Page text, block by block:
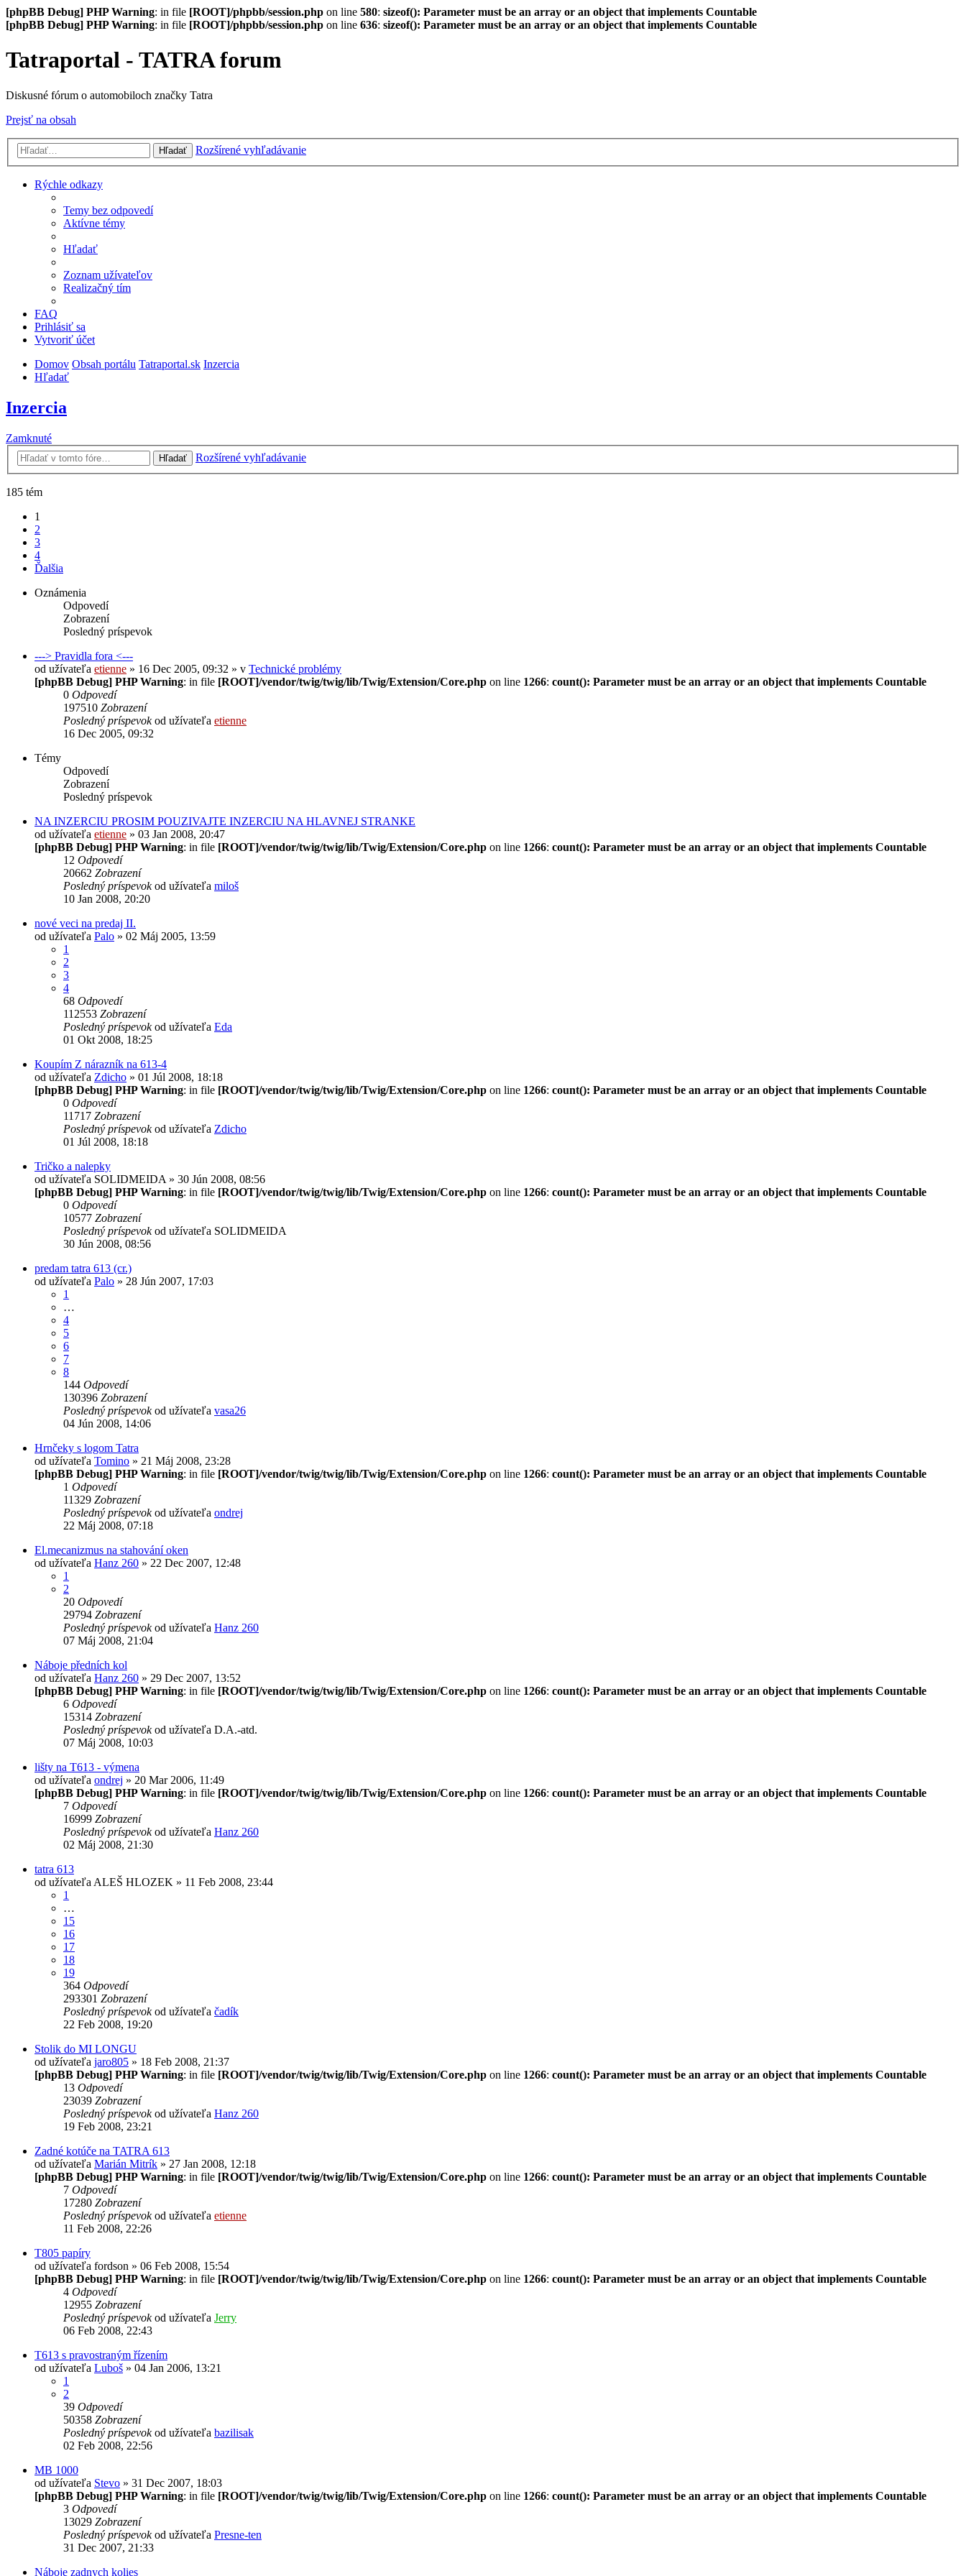
[phpBB Debug] PHP Warning: in file [ROOT]/phpbb/session.php on line 580: sizeof(): Parameter must be an array or an object that implements Countable
[phpBB Debug] PHP Warning: in file [ROOT]/phpbb/session.php on line 636: sizeof(): Parameter must be an array or an object that implements Countable
Tatraportal - TATRA forum
Diskusné fórum o automobiloch značky Tatra
Prejsť na obsah
Hľadať Rozšírené vyhľadávanie
Rýchle odkazy
Temy bez odpovedí
Aktívne témy
Hľadať
Zoznam užívateľov
Realizačný tím
FAQ
Prihlásiť sa
Vytvoriť účet
Domov Obsah portálu Tatraportal.sk Inzercia
Hľadať
Inzercia
Zamknuté
Hľadať Rozšírené vyhľadávanie
185 tém
1
2
3
4
Ďalšia
Oznámenia
Odpovedí
Zobrazení
Posledný príspevok
---> Pravidla fora <---
od užívateľa etienne » 16 Dec 2005, 09:32 » v Technické problémy
[phpBB Debug] PHP Warning: in file [ROOT]/vendor/twig/twig/lib/Twig/Extension/Core.php on line 1266: count(): Parameter must be an array or an object that implements Countable
0 Odpovedí
197510 Zobrazení
Posledný príspevokod užívateľa etienne
16 Dec 2005, 09:32
Témy
Odpovedí
Zobrazení
Posledný príspevok
NA INZERCIU PROSIM POUZIVAJTE INZERCIU NA HLAVNEJ STRANKE
od užívateľa etienne » 03 Jan 2008, 20:47
[phpBB Debug] PHP Warning: in file [ROOT]/vendor/twig/twig/lib/Twig/Extension/Core.php on line 1266: count(): Parameter must be an array or an object that implements Countable
12 Odpovedí
20662 Zobrazení
Posledný príspevokod užívateľa miloš
10 Jan 2008, 20:20
nové veci na predaj II.
od užívateľa Palo » 02 Máj 2005, 13:59
1
2
3
4
68 Odpovedí
112553 Zobrazení
Posledný príspevokod užívateľa Eda
01 Okt 2008, 18:25
Koupím Z nárazník na 613-4
od užívateľa Zdicho » 01 Júl 2008, 18:18
[phpBB Debug] PHP Warning: in file [ROOT]/vendor/twig/twig/lib/Twig/Extension/Core.php on line 1266: count(): Parameter must be an array or an object that implements Countable
0 Odpovedí
11717 Zobrazení
Posledný príspevokod užívateľa Zdicho
01 Júl 2008, 18:18
Tričko a nalepky
od užívateľa SOLIDMEIDA » 30 Jún 2008, 08:56
[phpBB Debug] PHP Warning: in file [ROOT]/vendor/twig/twig/lib/Twig/Extension/Core.php on line 1266: count(): Parameter must be an array or an object that implements Countable
0 Odpovedí
10577 Zobrazení
Posledný príspevokod užívateľa SOLIDMEIDA
30 Jún 2008, 08:56
predam tatra 613 (cr.)
od užívateľa Palo » 28 Jún 2007, 17:03
1
…
4
5
6
7
8
144 Odpovedí
130396 Zobrazení
Posledný príspevokod užívateľa vasa26
04 Jún 2008, 14:06
Hrnčeky s logom Tatra
od užívateľa Tomino » 21 Máj 2008, 23:28
[phpBB Debug] PHP Warning: in file [ROOT]/vendor/twig/twig/lib/Twig/Extension/Core.php on line 1266: count(): Parameter must be an array or an object that implements Countable
1 Odpovedí
11329 Zobrazení
Posledný príspevokod užívateľa ondrej
22 Máj 2008, 07:18
El.mecanizmus na stahování oken
od užívateľa Hanz 260 » 22 Dec 2007, 12:48
1
2
20 Odpovedí
29794 Zobrazení
Posledný príspevokod užívateľa Hanz 260
07 Máj 2008, 21:04
Náboje předních kol
od užívateľa Hanz 260 » 29 Dec 2007, 13:52
[phpBB Debug] PHP Warning: in file [ROOT]/vendor/twig/twig/lib/Twig/Extension/Core.php on line 1266: count(): Parameter must be an array or an object that implements Countable
6 Odpovedí
15314 Zobrazení
Posledný príspevokod užívateľa D.A.-atd.
07 Máj 2008, 10:03
lišty na T613 - výmena
od užívateľa ondrej » 20 Mar 2006, 11:49
[phpBB Debug] PHP Warning: in file [ROOT]/vendor/twig/twig/lib/Twig/Extension/Core.php on line 1266: count(): Parameter must be an array or an object that implements Countable
7 Odpovedí
16999 Zobrazení
Posledný príspevokod užívateľa Hanz 260
02 Máj 2008, 21:30
tatra 613
od užívateľa ALEŠ HLOZEK » 11 Feb 2008, 23:44
1
…
15
16
17
18
19
364 Odpovedí
293301 Zobrazení
Posledný príspevokod užívateľa čadík
22 Feb 2008, 19:20
Stolik do MI LONGU
od užívateľa jaro805 » 18 Feb 2008, 21:37
[phpBB Debug] PHP Warning: in file [ROOT]/vendor/twig/twig/lib/Twig/Extension/Core.php on line 1266: count(): Parameter must be an array or an object that implements Countable
13 Odpovedí
23039 Zobrazení
Posledný príspevokod užívateľa Hanz 260
19 Feb 2008, 23:21
Zadné kotúče na TATRA 613
od užívateľa Marián Mitrík » 27 Jan 2008, 12:18
[phpBB Debug] PHP Warning: in file [ROOT]/vendor/twig/twig/lib/Twig/Extension/Core.php on line 1266: count(): Parameter must be an array or an object that implements Countable
7 Odpovedí
17280 Zobrazení
Posledný príspevokod užívateľa etienne
11 Feb 2008, 22:26
T805 papíry
od užívateľa fordson » 06 Feb 2008, 15:54
[phpBB Debug] PHP Warning: in file [ROOT]/vendor/twig/twig/lib/Twig/Extension/Core.php on line 1266: count(): Parameter must be an array or an object that implements Countable
4 Odpovedí
12955 Zobrazení
Posledný príspevokod užívateľa Jerry
06 Feb 2008, 22:43
T613 s pravostraným řízením
od užívateľa Luboš » 04 Jan 2006, 13:21
1
2
39 Odpovedí
50358 Zobrazení
Posledný príspevokod užívateľa bazilisak
02 Feb 2008, 22:56
MB 1000
od užívateľa Stevo » 31 Dec 2007, 18:03
[phpBB Debug] PHP Warning: in file [ROOT]/vendor/twig/twig/lib/Twig/Extension/Core.php on line 1266: count(): Parameter must be an array or an object that implements Countable
3 Odpovedí
13029 Zobrazení
Posledný príspevokod užívateľa Presne-ten
31 Dec 2007, 21:33
Náboje zadnych kolies